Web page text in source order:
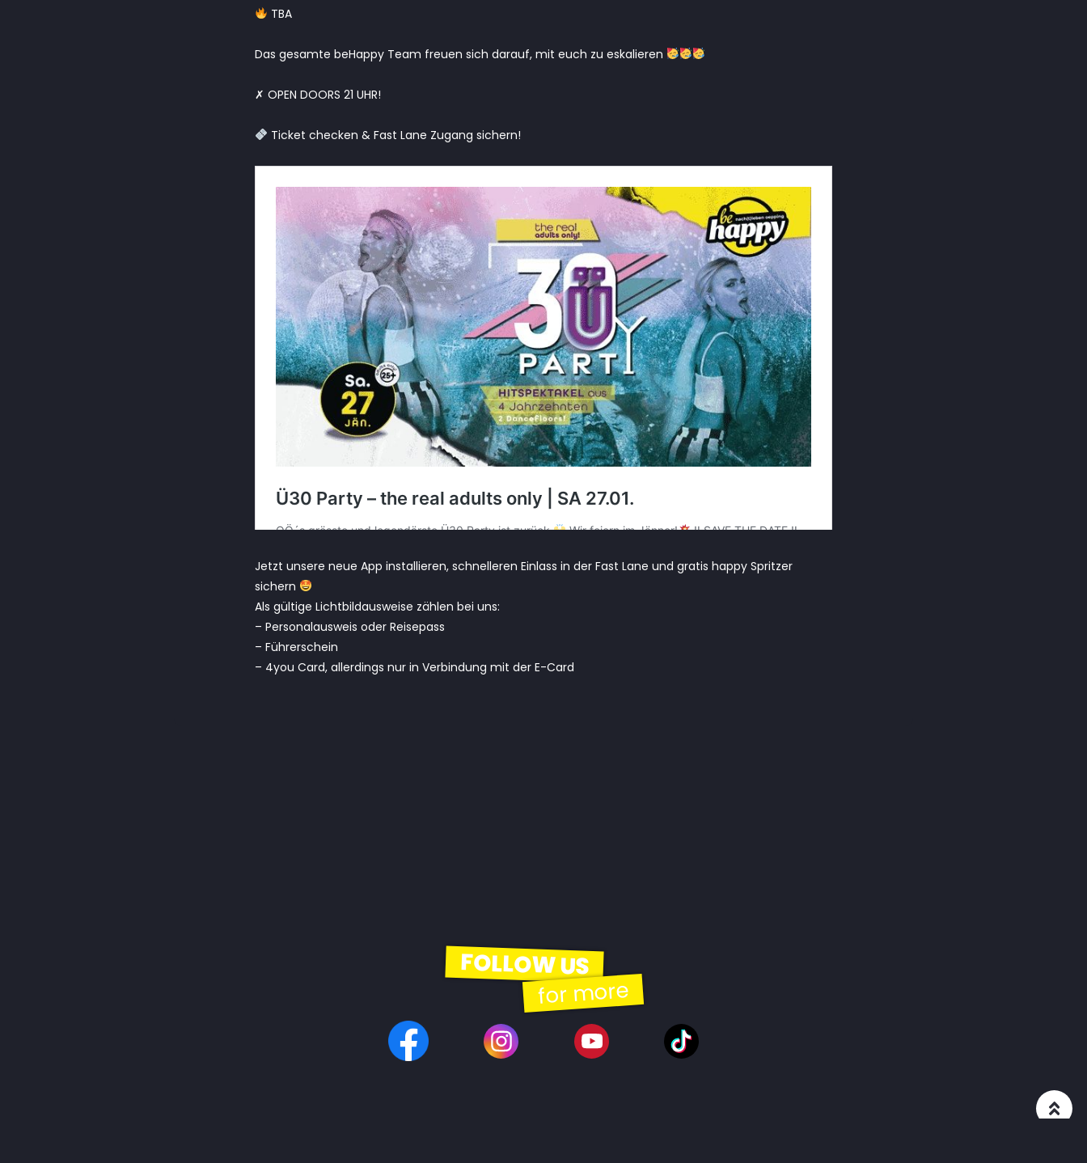
TBA
Das gesamte beHappy Team freuen sich darauf, mit euch zu eskalieren
✗ OPEN DOORS 21 UHR!
Ticket checken & Fast Lane Zugang sichern!
Jetzt unsere neue App installieren, schnelleren Einlass in der Fast Lane und gratis happy Spritzer
sichern
Als gültige Lichtbildausweise zählen bei uns:
– Personalausweis oder Reisepass
– Führerschein
– 4you Card, allerdings nur in Verbindung mit der E-Card
FOLLOW US
for more